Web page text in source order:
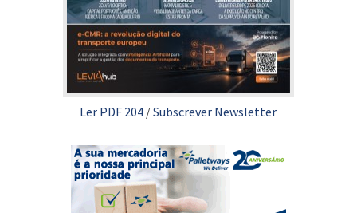
Ler PDF 204 /Subscrever Newsletter